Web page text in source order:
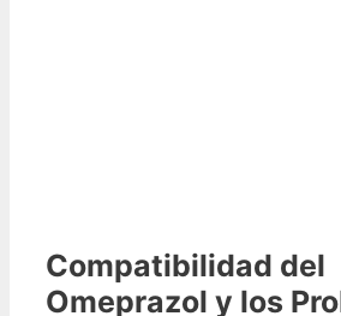
Compatibilidad del
Omeprazol y los